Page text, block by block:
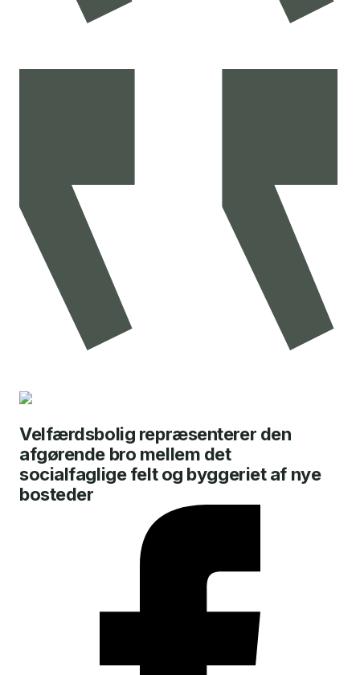
Velfærdsbolig repræsenterer den
afgørende bro mellem det
socialfaglige felt og byggeriet af nye
bosteder